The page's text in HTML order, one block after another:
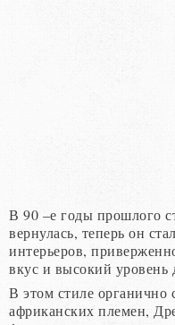
В 90 –е годы прошлого
вернулась, теперь он
интерьеров,
вкус и высокий уровень
В этом стиле органично
африканских племен,